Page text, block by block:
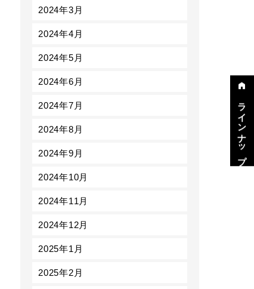
2024年3月
2024年4月
2024年5月
2024年6月
2024年7月
2024年8月
2024年9月
2024年10月
2024年11月
2024年12月
2025年1月
2025年2月
ラインナップ